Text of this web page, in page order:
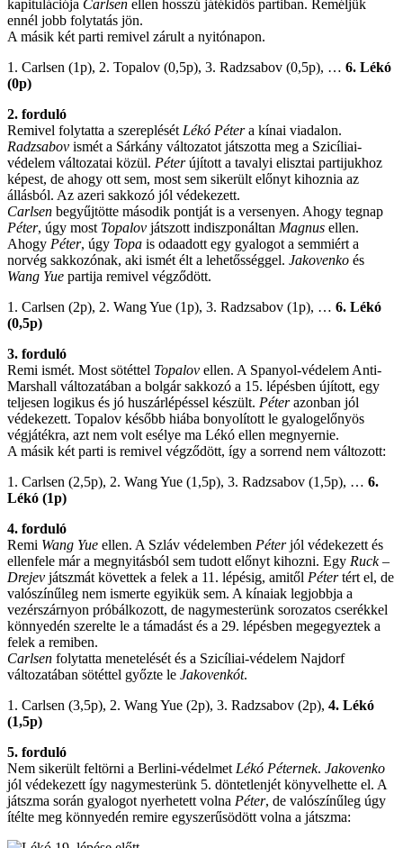
kapitulációja Carlsen ellen hosszú játékidős partiban. Reméljük
ennél jobb folytatás jön.
A másik két parti remivel zárult a nyitónapon.
1. Carlsen (1p), 2. Topalov (0,5p), 3. Radzsabov (0,5p), … 6. Lékó
(0p)
2. forduló
Remivel folytatta a szereplését Lékó Pétera kínai viadalon.
Radzsabov ismét a Sárkány változatot játszotta meg a Szicíliai-
védelem változatai közül. Péterújított a tavalyi elisztai partijukhoz
képest, de ahogy ott sem, most sem sikerült előnyt kihoznia az
állásból. Az azeri sakkozó jól védekezett.
Carlsen begyűjtötte második pontját is a versenyen. Ahogy tegnap
Péter, úgy most Topalov játszott indiszponáltan Magnus ellen.
Ahogy Péter, úgy Topa is odaadott egy gyalogot a semmiért a
norvég sakkozónak, aki ismét élt a lehetősséggel. Jakovenko és
Wang Yue partija remivel végződött.
1. Carlsen (2p), 2. Wang Yue (1p), 3. Radzsabov (1p), … 6. Lékó
(0,5p)
3. forduló
Remi ismét. Most sötéttel Topalov ellen. A Spanyol-védelem Anti-
Marshall változatában a bolgár sakkozó a 15. lépésben újított, egy
teljesen logikus és jó huszárlépéssel készült. Péterazonban jól
védekezett. Topalov később hiába bonyolított le gyalogelőnyös
végjátékra, azt nem volt esélye ma Lékó ellen megnyernie.
A másik két parti is remivel végződött, így a sorrend nem változott:
1. Carlsen (2,5p), 2. Wang Yue (1,5p), 3. Radzsabov (1,5p), … 6.
Lékó (1p)
4. forduló
Remi Wang Yue ellen. A Szláv védelemben Péterjól védekezett és
ellenfele már a megnyitásból sem tudott előnyt kihozni. Egy Ruck–
Drejev játszmát követtek a felek a 11. lépésig, amitől Pétertért el, de
valószínűleg nem ismerte egyikük sem. A kínaiak legjobbja a
vezérszárnyon próbálkozott, de nagymesterünk sorozatos cserékkel
könnyedén szerelte le a támadást és a 29. lépésben megegyeztek a
felek a remiben.
Carlsen folytatta menetelését és a Szicíliai-védelem Najdorf
változatában sötéttel győzte le Jakovenkót.
1. Carlsen (3,5p), 2. Wang Yue (2p), 3. Radzsabov (2p), 4. Lékó
(1,5p)
5. forduló
Nem sikerült feltörni a Berlini-védelmet Lékó Péternek. Jakovenko
jól védekezett így nagymesterünk 5. döntetlenjét könyvelhette el. A
játszma során gyalogot nyerhetett volna Péter, de valószínűleg úgy
ítélte meg könnyedén remire egyszerűsödött volna a játszma: